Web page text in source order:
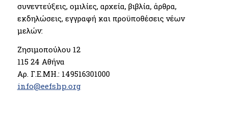
συνεντεύξεις, ομιλίες, αρχεία, βιβλία, άρθρα,
εκδηλώσεις, εγγραφή και προϋποθέσεις νέων
μελών:
Ζησιμοπούλου 12
115 24 Αθήνα
Αρ. Γ.Ε.ΜΗ.: 149516301000
info@eefshp.org